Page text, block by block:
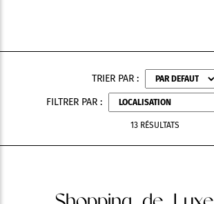
TRIER PAR :
FILTRER PAR :
13 RÉSULTATS